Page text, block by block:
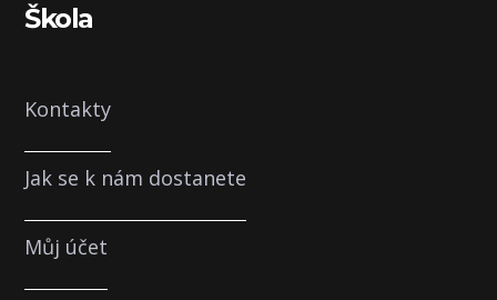
Škola
Kontakty
Jak se k nám dostanete
Můj účet